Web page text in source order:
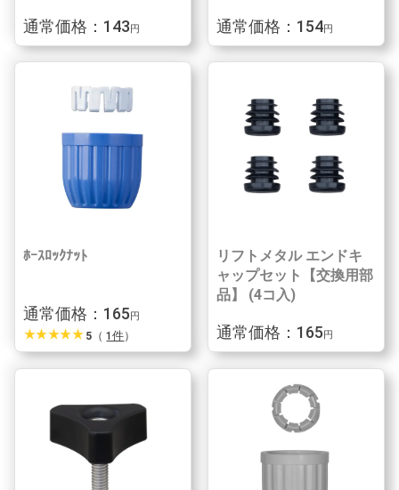
通常価格：143円 通常価格：154円
ﾎｰｽﾛｯｸﾅｯﾄ
通常価格：165 円
star_ratestar_ratestar_ratestar_ratestar_rate 5 （1件）
リフトメタル エンドキ
ャップセット【交換用部
品】 (4コ入)
通常価格：165 円